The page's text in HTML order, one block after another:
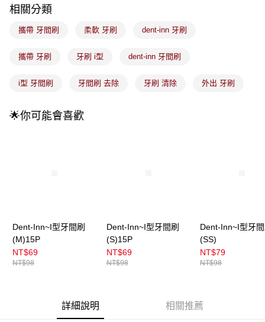
成交易。
4.訂單成立30分鐘內，如未前往確認交易或遇審核未通過，訂單將自動取
法說明評估內容。
醒簡訊。
運送方式
全家取貨付款
付款後全家取貨
每筆NT$100，滿NT$899(含以上)免運費
每筆NT$100，滿NT$899(含以上)免運費
每筆NT$300，滿NT$3,000(含以上)免運費
付款後門市自取
每筆NT$100，滿NT$399(含以上)免運費
相關分類
攜帶 牙間刷 柔軟 牙刷 dent-inn 牙刷
攜帶 牙刷 牙刷 i型 dent-inn 牙間刷
i型 牙間刷 牙間刷 去除 牙刷 清除 外出 牙刷
🌟你可能會喜歡
Dent-Inn~I型牙間刷
(M)15P
NT$69
NT$98
Dent-Inn~I型牙間刷
(S)15P
NT$69
NT$98
Dent-Inn~I型牙
(SS)
NT$79
NT$98
詳細說明 相關推薦